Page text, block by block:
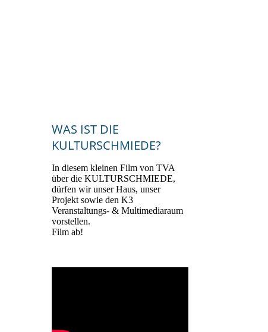
WAS IST DIE
KULTURSCHMIEDE?
In diesem kleinen Film von TVA
über die KULTURSCHMIEDE,
dürfen wir unser Haus, unser
Projekt sowie den K3
Veranstaltungs- & Multimediaraum
vorstellen.
Film ab!